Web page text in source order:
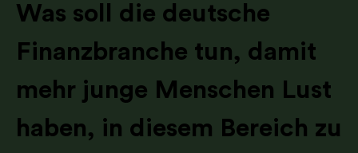
-
Was soll die deutsche
Finanzbranche tun, damit
mehr junge Menschen Lust
haben, in diesem Bereich zu